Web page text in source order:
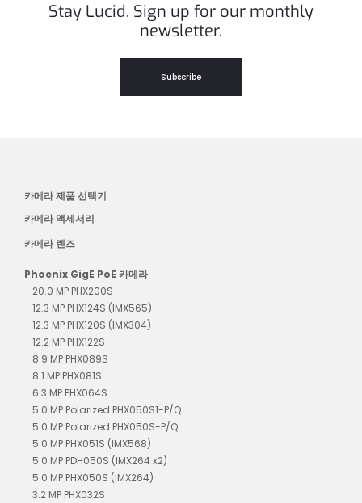
Stay Lucid. Sign up for our monthly
newsletter.
Subscribe
카메라 제품 선택기
카메라 액세서리
카메라 렌즈
Phoenix GigE PoE 카메라
20.0 MP PHX200S
12.3 MP PHX124S (IMX565)
12.3 MP PHX120S (IMX304)
12.2 MP PHX122S
8.9 MP PHX089S
8.1 MP PHX081S
6.3 MP PHX064S
5.0 MP Polarized PHX050S1-P/Q
5.0 MP Polarized PHX050S-P/Q
5.0 MP PHX051S (IMX568)
5.0 MP PDH050S (IMX264 x2)
5.0 MP PHX050S (IMX264)
3.2 MP PHX032S